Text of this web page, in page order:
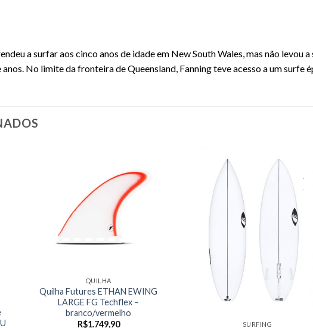
a surfar aos cinco anos de idade em New South Wales, mas não levou
No limite da fronteira de Queensland, Fanning teve acesso a um surfe
QUILHA
Quilha Futures ETHAN EWING
LARGE FG Techflex –
branco/vermelho
R$1.749,90 SURFING